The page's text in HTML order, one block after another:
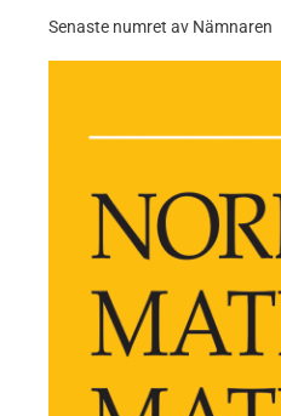
Senaste numret av Nämnaren